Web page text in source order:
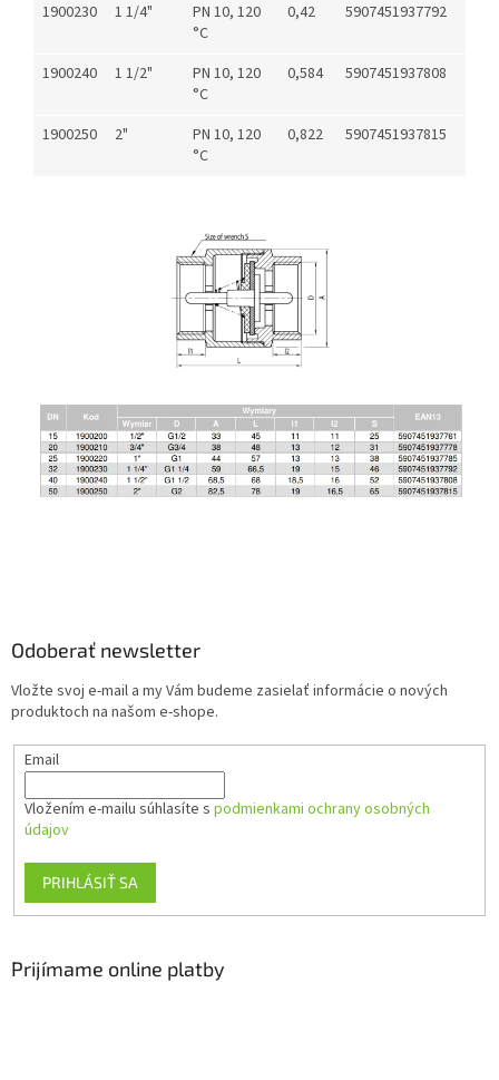
1900230 1 1/4"
PN 10, 120
°C
0,42 5907451937792
1900240 1 1/2"
PN 10, 120
°C
0,584 5907451937808
1900250 2"
PN 10, 120
°C
0,822 5907451937815
Odoberať newsletter
Vložte svoj e-mail a my Vám budeme zasielať informácie o nových
produktoch na našom e-shope.
Email
Vložením e-mailu súhlasíte s podmienkami ochrany osobných
údajov
PRIHLÁSIŤ SA
Prijímame online platby